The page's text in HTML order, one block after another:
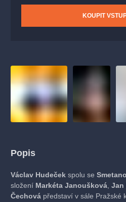
KOUPIT
Popis
Václav Hudeček spolu se
složení Markéta Janoušková Jan
Čechová představí v sále Pražské